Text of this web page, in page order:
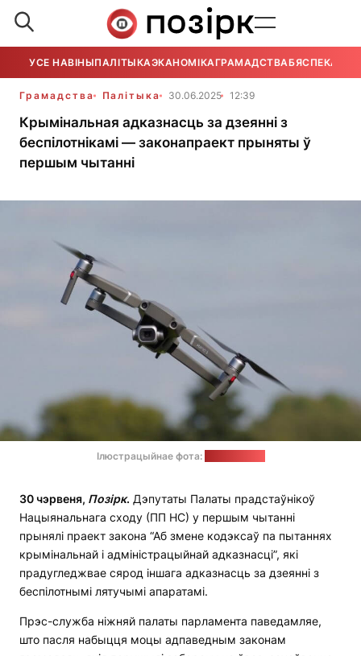
УСЕ НАВІНЫПАЛІТЫКАЭКАНОМІКАГРАМАДСТВАБЯСПЕКА
Грамадства Палітыка 30.06.2025 12:39
Крымінальная адказнасць за дзеянні з
беспілотнікамі — законапраект прыняты ў
першым чытанні
Ілюстрацыйнае фота:
30 чэрвеня, Позірк. Дэпутаты Палаты прадстаўнікоў
Нацыянальнага сходу (ПП НС) у першым чытанні
прынялі праект закона “Аб змене кодэксаў па пытаннях
крымінальнай і адміністрацыйнай адказнасці”, які
прадугледжвае сярод іншага адказнасць за дзеянні з
беспілотнымі лятучымі апаратамі.
Прэс-служба ніжняй палаты парламента паведамляе,
што пасля набыцця моцы адпаведным законам